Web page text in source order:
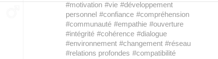
#motivation #vie #développement
personnel #confiance #compréhension
#communauté #empathie #ouverture
#intégrité #cohérence #dialogue
#environnement #changement #réseau
#relations profondes #compatibilité